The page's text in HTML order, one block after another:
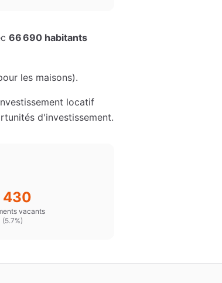
66 690 habitants
les maisons).
locatif
d'investissement.
430
vacants
(5.7%)